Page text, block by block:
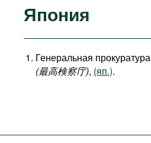
Япония
Генеральная прокуратура
(最高検察庁), (яп.).